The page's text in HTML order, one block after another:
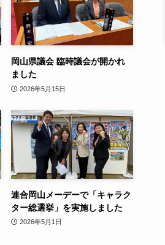
岡山県議会 臨時議会が開かれ
ました
2026年5月15日
連合岡山メーデーで「キャラク
ター総選挙」を実施しました
2026年5月1日